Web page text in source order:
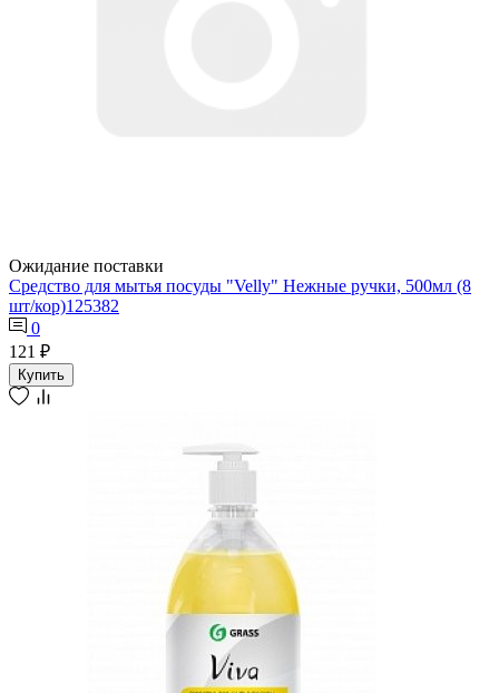
Ожидание поставки
Средство для мытья посуды "Velly" Нежные ручки, 500мл (8
шт/кор)125382
0
121 ₽
Купить